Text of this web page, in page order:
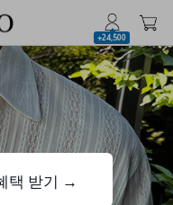
+24,500
택 받기 →